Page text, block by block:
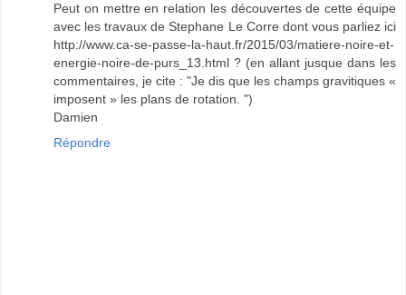
Peut on mettre en relation les découvertes de cette équipe
avec les travaux de Stephane Le Corre dont vous parliez ici
http://www.ca-se-passe-la-haut.fr/2015/03/matiere-noire-et-
energie-noire-de-purs_13.html ? (en allant jusque dans les
commentaires, je cite : "Je dis que les champs gravitiques «
imposent » les plans de rotation. ")
Damien
Répondre